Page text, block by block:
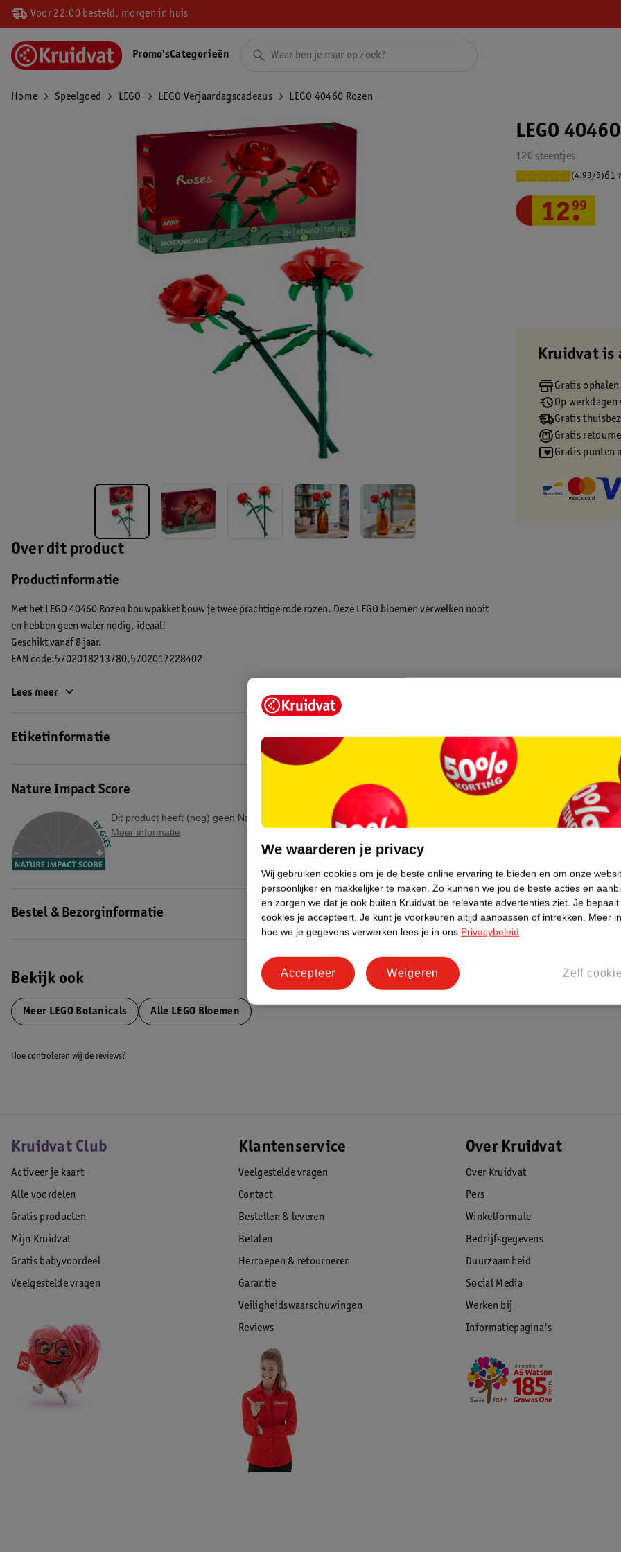
Voor 22:00 besteld, morgen in huis
Promo'sCategorieën
Home Speelgoed LEGO LEGO Verjaardagscadeaus LEGO 40460 Rozen
Over dit product
Productinformatie
Met het LEGO 40460 Rozen bouwpakket bouw je twee prachtige rode rozen. Deze LEGO bloemen verwelken nooit
en hebben geen water nodig, ideaal!
Geschikt vanaf 8 jaar.
EAN code:5702018213780,5702017228402
Lees meer
Etiketinformatie
Nature Impact Score
Dit product heeft (nog) geen Nature Impact Score.
Meer informatie
Bestel & Bezorginformatie
Bekijk ook
Meer LEGO Botanicals Alle LEGO Bloemen
LEGO
120 steentjes
(4.93/5)61
12.
99
Kruidvat is
Gratis
Op
Gratis
Gratis
Gratis punten
Hoe controleren wij de reviews?
Kruidvat Club
Activeer je kaart
Alle voordelen
Gratis producten
Mijn Kruidvat
Gratis babyvoordeel
Veelgestelde vragen
Klantenservice
Veelgestelde vragen
Contact
Bestellen & leveren
Betalen
Herroepen & retourneren
Garantie
Veiligheidswaarschuwingen
Reviews
Over Kruidvat
Over Kruidvat
Pers
Winkelformule
Bedrijfsgegevens
Duurzaamheid
Social Media
Werken bij
Informatiepagina's
We waarderen je privacy
Wij gebruiken cookies om je de beste online ervaring te bieden en om onze
persoonlijker en makkelijker te maken. Zo kunnen we jou de beste acties en
en zorgen we dat je ook buiten Kruidvat.be relevante advertenties ziet. Je
cookies je accepteert. Je kunt je voorkeuren altijd aanpassen of intrekken. Meer
hoe we je gegevens verwerken lees je in ons Privacybeleid.
Zelf
Weigeren
Accepteer